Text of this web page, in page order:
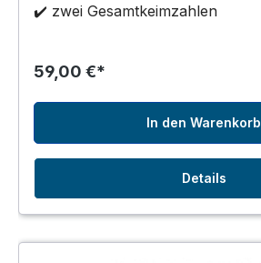
✔️ zwei Gesamtkeimzahlen
59,00 €*
In den Warenkorb
Details